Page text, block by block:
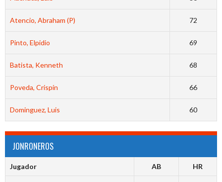
Atencio, Abraham (P) 72
Pinto, Elpidio 69
Batista, Kenneth 68
Poveda, Crispín 66
Dominguez, Luis 60
JONRONEROS
Jugador AB HR